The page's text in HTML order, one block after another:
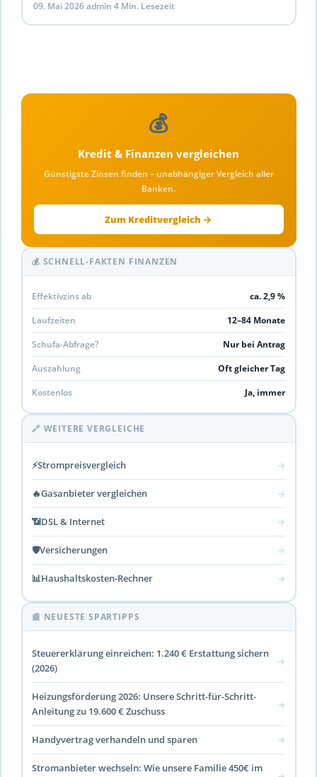
09. Mai 2026·admin·4 Min. Lesezeit
💰
Kredit & Finanzen vergleichen
Günstigste Zinsen finden – unabhängiger Vergleich aller
Banken.
Zum Kreditvergleich →
💰 SCHNELL-FAKTEN FINANZEN
Effektivzins ab
ca. 2,9 %
Laufzeiten
12–84 Monate
Schufa-Abfrage?
Nur bei Antrag
Auszahlung
Oft gleicher Tag
Kostenlos
Ja, immer
🔗 WEITERE VERGLEICHE
⚡Strompreisvergleich →
🔥Gasanbieter vergleichen →
📶DSL & Internet →
🛡️Versicherungen →
📊Haushaltskosten-Rechner →
📰 NEUESTE SPARTIPPS
Steuererklärung einreichen: 1.240 € Erstattung sichern
(2026)
→
Heizungsförderung 2026: Unsere Schritt-für-Schritt-
Anleitung zu 19.600 € Zuschuss
→
Handyvertrag verhandeln und sparen →
Stromanbieter wechseln: Wie unsere Familie 450€ im